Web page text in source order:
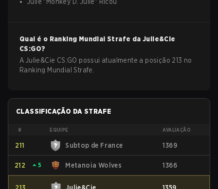
Qual é o Ranking Mundial Strafe da Julie&Cie
CS:GO?
A Julie&Cie CS:GO possui atualmente a posição 213 no
Ranking Mundial Strafe.
CLASSIFICAÇÃO DA STRAFE
# EQUIPE AVALIAÇÃO
211 Subtop de France 1369
212 ⏶ 5 Metanoia Wolves 1366